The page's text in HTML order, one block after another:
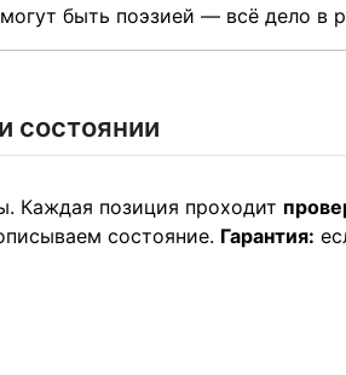
быть поэзией — всё дело в
состоянии
Каждая позиция проходит
состояние. Гарантия: